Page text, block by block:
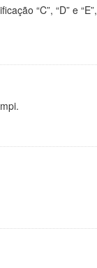
“C”, “D” e “E”,